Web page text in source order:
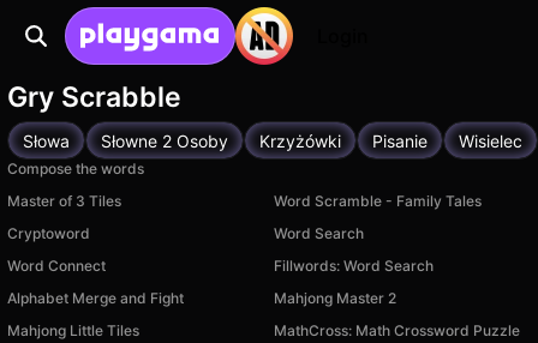
Gry Scrabble
Słowa Słowne 2 Osoby Krzyżówki Pisanie Wisielec
Compose the words
Master of 3 Tiles
Word Scramble - Family Tales
Cryptoword
Word Search
Word Connect
Fillwords: Word Search
Alphabet Merge and Fight
Mahjong Master 2
Mahjong Little Tiles
MathCross: Math Crossword Puzzle